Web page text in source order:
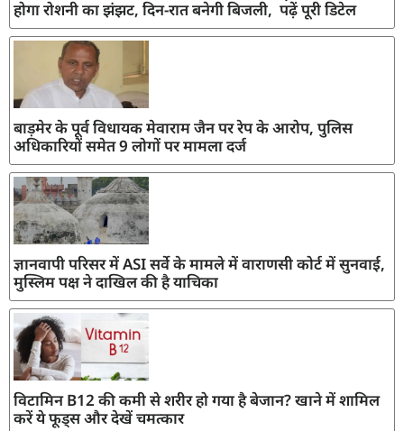
होगा रोशनी का झंझट, दिन-रात बनेगी बिजली, पढ़ें पूरी डिटेल
बाड़मेर के पूर्व विधायक मेवाराम जैन पर रेप के आरोप, पुलिस
अधिकारियों समेत 9 लोगों पर मामला दर्ज
ज्ञानवापी परिसर में ASI सर्वे के मामले में वाराणसी कोर्ट में सुनवाई,
मुस्लिम पक्ष ने दाखिल की है याचिका
विटामिन B12 की कमी से शरीर हो गया है बेजान? खाने में शामिल
करें ये फूड्स और देखें चमत्कार